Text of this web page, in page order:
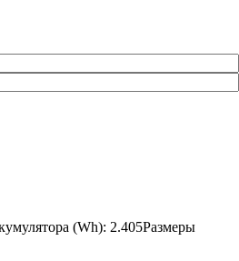
(Wh): 2.405Размеры